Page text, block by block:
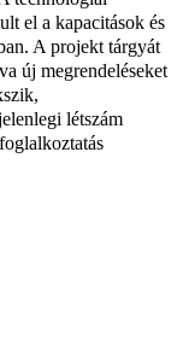
el a kapacitások és
A projekt tárgyát
új megrendeléseket
létszám